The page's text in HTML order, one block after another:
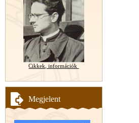
Cikkek, információk
Megjelent